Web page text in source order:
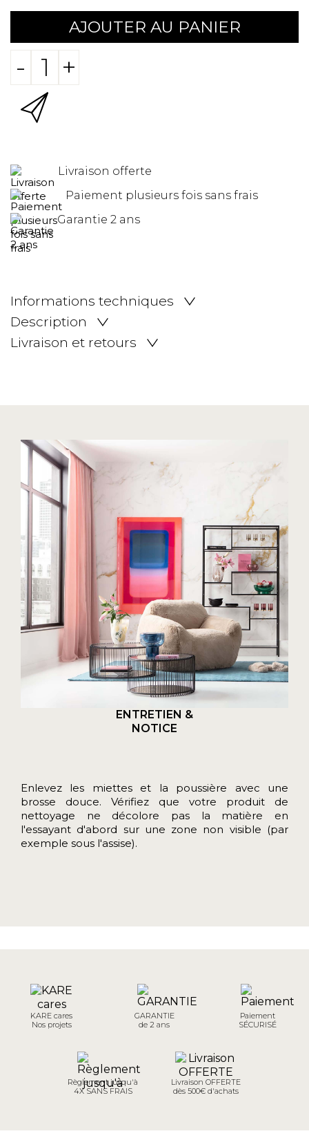
AJOUTER AU PANIER
- +
Livraison offerte
Paiement plusieurs fois sans frais
Garantie 2 ans
Informations techniques
Description
Livraison et retours
ENTRETIEN &
NOTICE
Enlevez les miettes et la poussière avec une
brosse douce. Vérifiez que votre produit de
nettoyage ne décolore pas la matière en
l'essayant d'abord sur une zone non visible (par
exemple sous l'assise).
KARE cares
Nos projets
GARANTIE
de 2 ans
Paiement
SÉCURISÉ
Règlement jusqu'à
4X SANS FRAIS
Livraison OFFERTE
dès 500€ d'achats